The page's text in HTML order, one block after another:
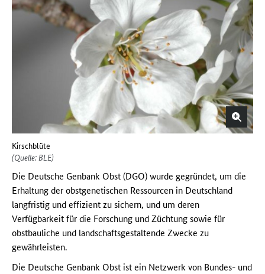
Kirschblüte
(Quelle: BLE)
Die Deutsche Genbank Obst (DGO) wurde gegründet, um die
Erhaltung der obstgenetischen Ressourcen in Deutschland
langfristig und effizient zu sichern, und um deren
Verfügbarkeit für die Forschung und Züchtung sowie für
obstbauliche und landschaftsgestaltende Zwecke zu
gewährleisten.
Die Deutsche Genbank Obst ist ein Netzwerk von Bundes- und